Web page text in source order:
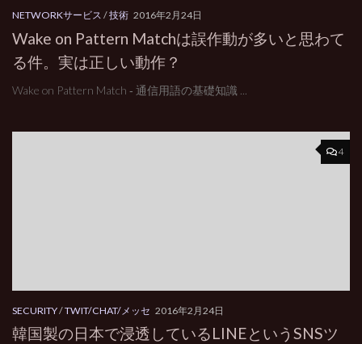
NETWORKサービス /技術 2016年2月24日
Wake on Pattern Matchは誤作動が多いと思わて
る件。実は正しい動作？
Wake on Pattern Match ‐ 通信用語の基礎知識 ...
4
SECURITY/TWIT/CHAT/メッセ 2016年2月24日
韓国製の日本で浸透しているLINEというSNSツ